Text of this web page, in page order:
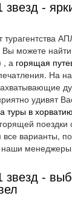
-
можете
, а горящая
На
удивят
туры в хорватию
поездки
варианты,
наши
-